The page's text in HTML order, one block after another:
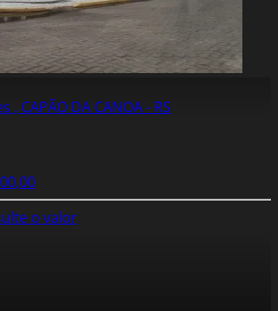
CAPÃO DA CANOA - RS
o valor